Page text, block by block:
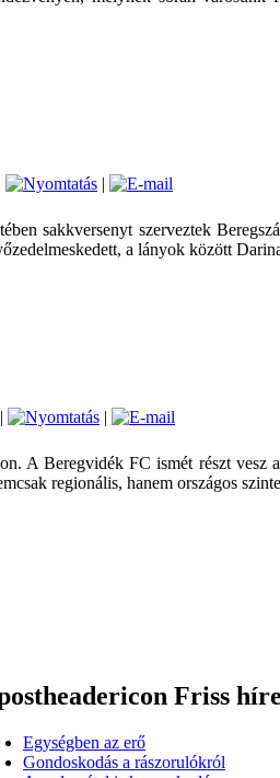
|
sakkversenyt szerveztek
a lányok között
|
|
A Beregvidék FC ismét részt vesz
regionális, hanem országos
Friss
Egységben az erő
Gondoskodás a rászorulókról